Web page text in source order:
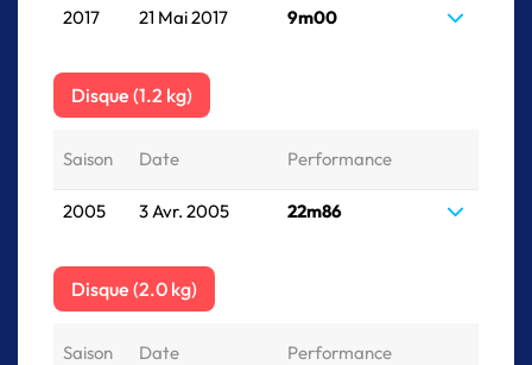
2017 21 Mai 2017 9m00
Disque (1.2 kg)
Saison Date Performance
2005 3 Avr. 2005 22m86
Disque (2.0 kg)
Saison Date Performance